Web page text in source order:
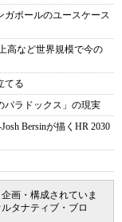
ガポールのユースケース
高など世界規模で今の
てる
パラドックス」の現実
Bersinが描くHR 2030
画・構成されていま
タナティブ・ブロ